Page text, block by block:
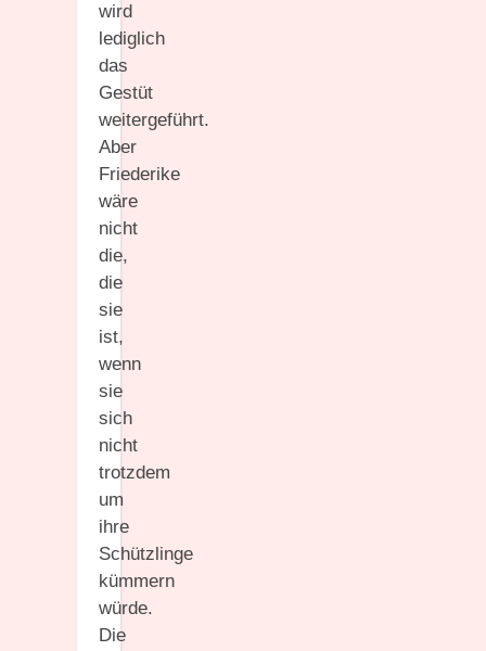
wird
lediglich
das
Gestüt
weitergeführt.
Aber
Friederike
wäre
nicht
die,
die
sie
ist,
wenn
sie
sich
nicht
trotzdem
um
ihre
Schützlinge
kümmern
würde.
Die